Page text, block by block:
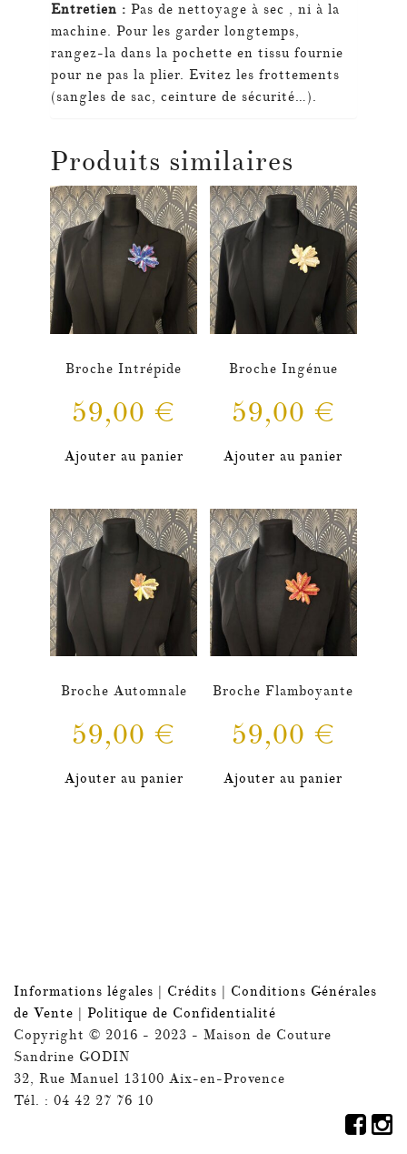
Entretien : Pas de nettoyage à sec , ni à la
machine. Pour les garder longtemps,
rangez-la dans la pochette en tissu fournie
pour ne pas la plier. Evitez les frottements
(sangles de sac, ceinture de sécurité…).
Produits similaires
Broche Intrépide
59,00 €
Ajouter au panier
Broche Ingénue
59,00 €
Ajouter au panier
Broche Automnale
59,00 €
Ajouter au panier
Broche Flamboyante
59,00 €
Ajouter au panier
Informations légales | Crédits | Conditions Générales
de Vente | Politique de Confidentialité
Copyright © 2016 - 2023 - Maison de Couture
Sandrine GODIN
32, Rue Manuel 13100 Aix-en-Provence
Tél. : 04 42 27 76 10